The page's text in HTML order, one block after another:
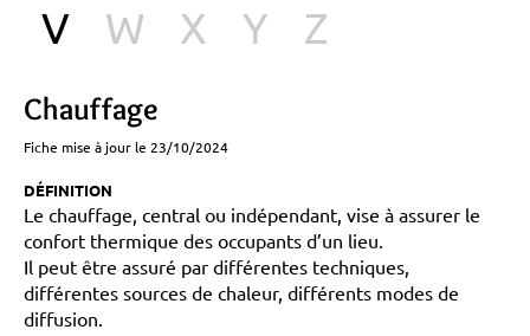
V
W X Y Z
Chauffage
Fiche mise à jour le 23/10/2024
DÉFINITION
Le chauffage, central ou indépendant, vise à assurer le
confort thermique des occupants d’un lieu.
Il peut être assuré par différentes techniques,
différentes sources de chaleur, différents modes de
diffusion.